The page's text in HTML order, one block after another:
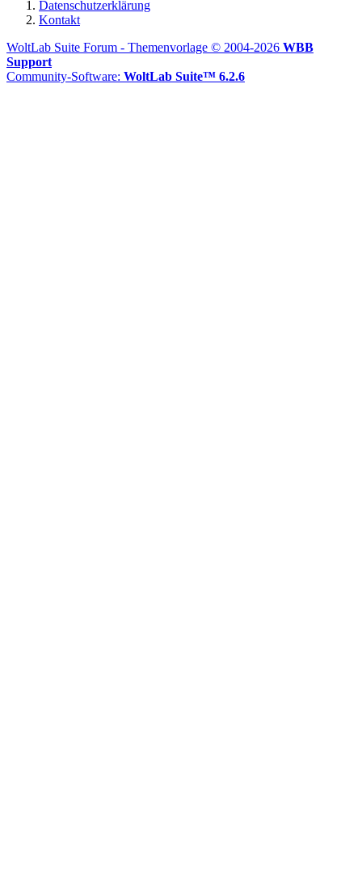
Datenschutzerklärung
Kontakt
WoltLab Suite Forum - Themenvorlage © 2004-2026 WBB
Support
Community-Software: WoltLab Suite™ 6.2.6